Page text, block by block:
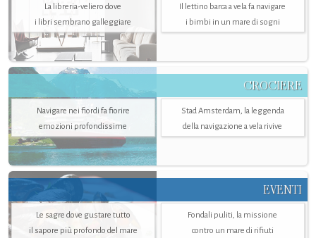
La libreria-veliero dove
i libri sembrano galleggiare
Il lettino barca a vela fa navigare
i bimbi in un mare di sogni
CROCIERE
Navigare nei fiordi fa fiorire
emozioni profondissime
Stad Amsterdam, la leggenda
della navigazione a vela rivive
EVENTI
Le sagre dove gustare tutto
il sapore più profondo del mare
Fondali puliti, la missione
contro un mare di rifiuti